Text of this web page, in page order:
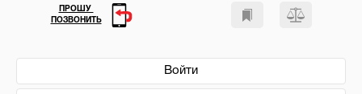
Войти
ПРОШУ
ПОЗВОНИТЬ